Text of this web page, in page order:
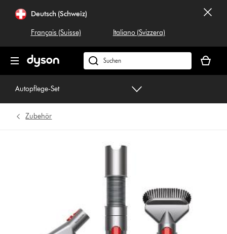
überspringenDeutsch (Schweiz)
Français (Suisse) Italiano (Svizzera)
Dyson.ch
durchsuchen
ist
Autopflege-Set
Zubehör